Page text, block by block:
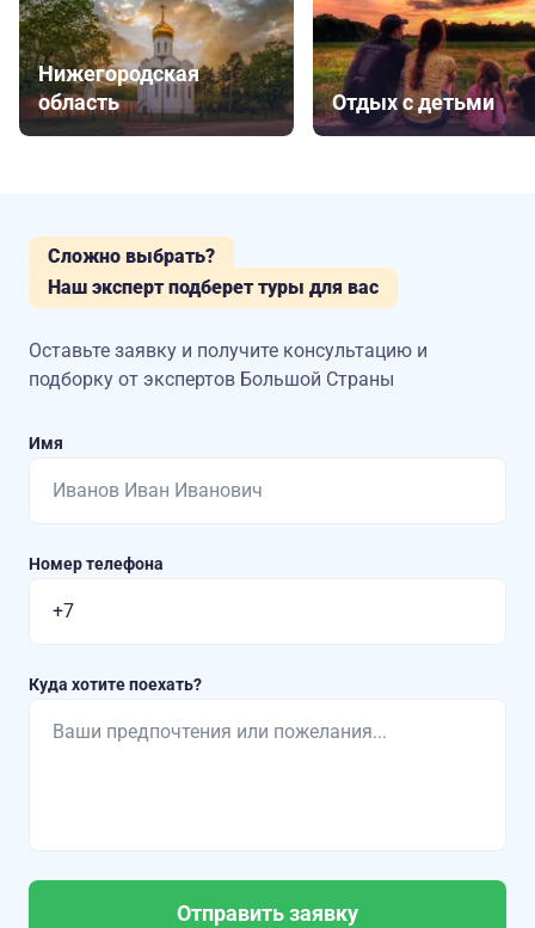
Нижегородская
область
Отдых с детьми
Сложно выбрать?
Наш эксперт подберет туры для вас
Оставьте заявку и получите консультацию и
подборку от экспертов Большой Страны
Имя
Номер телефона
Куда хотите поехать?
Отправить заявку